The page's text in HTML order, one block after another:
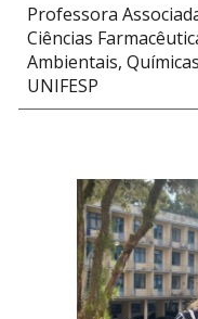
Professora
Ciências
Ambientais,
UNIFESP